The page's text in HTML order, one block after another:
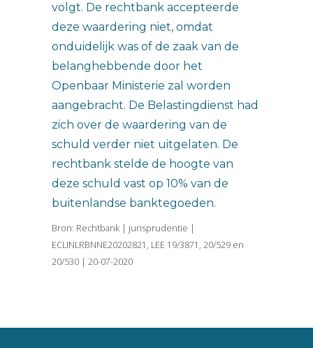
volgt. De rechtbank accepteerde
deze waardering niet, omdat
onduidelijk was of de zaak van de
belanghebbende door het
Openbaar Ministerie zal worden
aangebracht. De Belastingdienst had
zich over de waardering van de
schuld verder niet uitgelaten. De
rechtbank stelde de hoogte van
deze schuld vast op 10% van de
buitenlandse banktegoeden.
Bron: Rechtbank | jurisprudentie |
ECLINLRBNNE20202821, LEE 19/3871, 20/529 en
20/530 | 20-07-2020